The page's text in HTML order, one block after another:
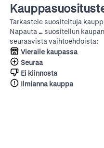
Tarkastele suositeltuja
Napauta … suositellun
seuraavista vaihtoehdoista:
Vieraile kaupassa
Seuraa
Ei kiinnosta
Ilmianna kauppa